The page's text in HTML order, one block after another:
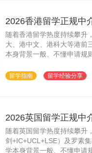
2026香港留学正规中
随着香港留学热度持续攀升
大、港中文、港科大等港前
本身背景一般、不懂申请规
留学指南 留学经验分享
2026英国留学正规中
随着英国留学热度持续攀升
剑+IC+UCL+LSE）及罗素
学本身背景一般、不懂申请